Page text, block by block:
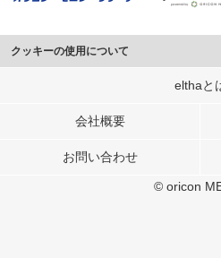
クッキーの使用について
このサイトでは Cookie を使用して、ユー
行っています。
メディアや広告配信、データ解析の各パー
elthaと
会社概要
お問い合わせ
© oricon